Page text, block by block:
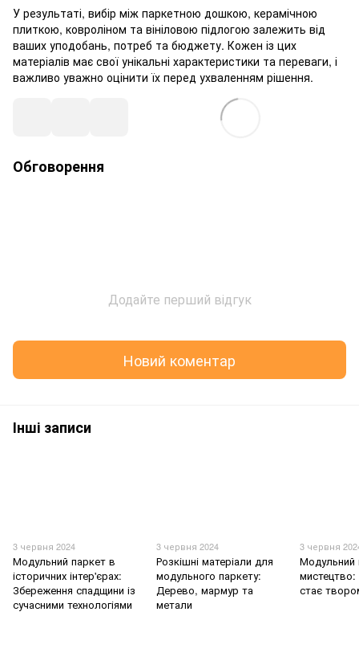
У результаті, вибір між паркетною дошкою, керамічною
плиткою, ковроліном та вініловою підлогою залежить від
ваших уподобань, потреб та бюджету. Кожен із цих
матеріалів має свої унікальні характеристики та переваги, і
важливо уважно оцінити їх перед ухваленням рішення.
Обговорення
Додайте перший відгук
Новий коментар
Інші записи
3 червня 2024
Модульний паркет в
історичних інтер'єрах:
Збереження спадщини із
сучасними технологіями
3 червня 2024
Розкішні матеріали для
модульного паркету:
Дерево, мармур та
метали
3 червня
Модульний
мистецтво:
стає